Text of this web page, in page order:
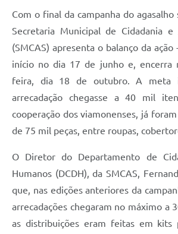
Com o final da campanha do agasalho
Secretaria Municipal de Cidadania e
(SMCAS) apresenta o balanço da
início no dia 17 de junho e, encerra
feira, dia 18 de outubro. A meta
arrecadação chegasse a 40 mil
cooperação dos viamonenses, já
de 75 mil peças, entre roupas,
O Diretor do Departamento de
Humanos (DCDH), da SMCAS,
que, nas edições anteriores da
arrecadações chegaram no máximo a
as distribuições eram feitas em kits